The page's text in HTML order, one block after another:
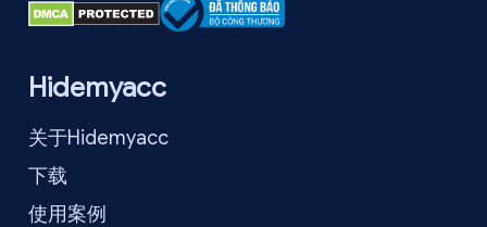
Hidemyacc
关于Hidemyacc
下载
使用案例